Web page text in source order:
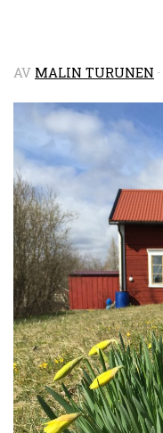
AV MALIN TURUNEN ·